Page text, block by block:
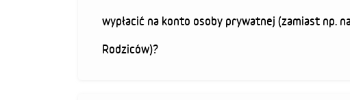
wypłacić na konto osoby prywatnej (zamiast np.
Rodziców)?